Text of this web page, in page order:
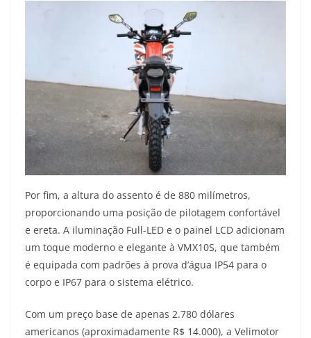
Por fim, a altura do assento é de 880 milímetros,
proporcionando uma posição de pilotagem confortável
e ereta. A iluminação Full-LED e o painel LCD adicionam
um toque moderno e elegante à VMX10S, que também
é equipada com padrões à prova d’água IP54 para o
corpo e IP67 para o sistema elétrico.
Com um preço base de apenas 2.780 dólares
americanos (aproximadamente R$ 14.000), a Velimotor